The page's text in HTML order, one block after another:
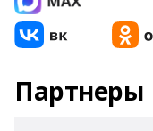
Партнеры